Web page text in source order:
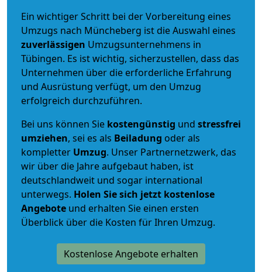
Ein wichtiger Schritt bei der Vorbereitung eines
Umzugs nach Müncheberg ist die Auswahl eines
zuverlässigen Umzugsunternehmens in
Tübingen. Es ist wichtig, sicherzustellen, dass das
Unternehmen über die erforderliche Erfahrung
und Ausrüstung verfügt, um den Umzug
erfolgreich durchzuführen.
Bei uns können Sie kostengünstig und stressfrei
umziehen, sei es als Beiladung oder als
kompletter Umzug. Unser Partnernetzwerk, das
wir über die Jahre aufgebaut haben, ist
deutschlandweit und sogar international
unterwegs. Holen Sie sich jetzt kostenlose
Angebote und erhalten Sie einen ersten
Überblick über die Kosten für Ihren Umzug.
Kostenlose Angebote erhalten